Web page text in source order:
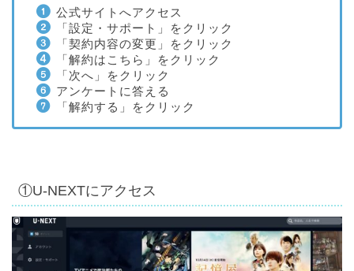
公式サイトへアクセス
「設定・サポート」をクリック
「契約内容の変更」をクリック
「解約はこちら」をクリック
「次へ」をクリック
アンケートに答える
「解約する」をクリック
①U-NEXTにアクセス